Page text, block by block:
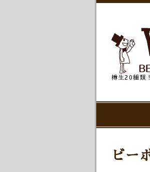
樽生20種類
ビー